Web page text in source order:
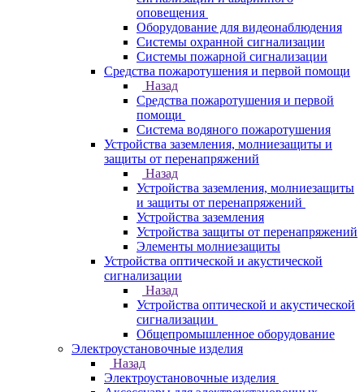
оповещения
Оборудование для видеонаблюдения
Системы охранной сигнализации
Системы пожарной сигнализации
Средства пожаротушения и первой помощи
Назад
Средства пожаротушения и первой
помощи
Система водяного пожаротушения
Устройства заземления, молниезащиты и
защиты от перенапряжений
Назад
Устройства заземления, молниезащиты
и защиты от перенапряжений
Устройства заземления
Устройства защиты от перенапряжений
Элементы молниезащиты
Устройства оптической и акустической
сигнализации
Назад
Устройства оптической и акустической
сигнализации
Общепромышленное оборудование
Электроустановочные изделия
Назад
Электроустановочные изделия